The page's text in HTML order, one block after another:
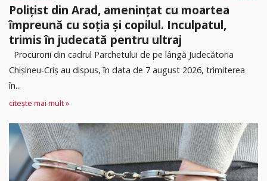
Polițist din Arad, amenințat cu moartea
împreună cu soția și copilul. Inculpatul,
trimis în judecată pentru ultraj
Procurorii din cadrul Parchetului de pe lângă Judecătoria
Chișineu-Criș au dispus, în data de 7 august 2026, trimiterea
în...
citește mai mult »